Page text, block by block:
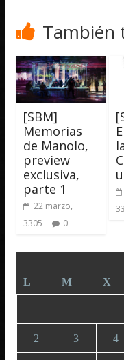
También
[SBM]
Memorias
de Manolo,
preview
exclusiva,
parte 1
22 marzo,
3305
0
L
M X
2 3 4